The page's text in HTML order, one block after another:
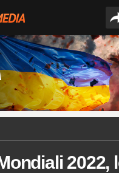
2022,